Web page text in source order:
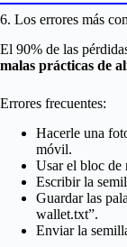
6. Los errores más
El 90% de las
malas prácticas de
Errores frecuentes:
Hacerle una
móvil.
Usar el bloc de
Escribir la
Guardar las
wallet.txt”.
Enviar la